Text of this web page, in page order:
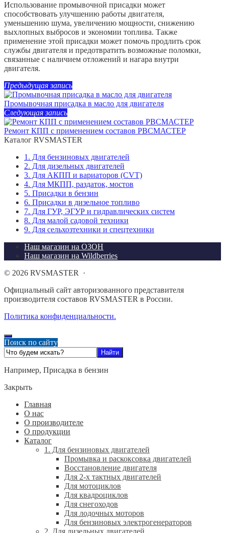
Использование промывочной присадки может
способствовать улучшению работы двигателя,
уменьшению шума, увеличению мощности, снижению
выхлопных выбросов и экономии топлива. Также
применение этой присадки может помочь продлить срок
службы двигателя и предотвратить возможные поломки,
связанные с наличием отложений и нагара внутри
двигателя.
Предыдущая запись
Промывочная присадка в масло для двигателя
Следующая запись
Ремонт КПП с применением составов РВСМАСТЕР
Каталог RVSMASTER
1. Для бензиновых двигателей
2. Для дизельных двигателей
3. Для АКПП и вариаторов (CVT)
4. Для МКПП, раздаток, мостов
5. Присадки в бензин
6. Присадки в дизельное топливо
7. Для ГУР, ЭГУР и гидравлических систем
8. Для малой садовой техники
9. Для сельхозтехники и спецтехники
Наш магазин на ОЗОН
Наш магазин на Wildberries
© 2026 RVSMASTER
·
Официальный сайт авторизованного представителя
производителя составов RVSMASTER в России.
Политика конфиденциальности.
Поиск по сайту
Например, Присадка в бензин
Закрыть
Главная
О нас
О производителе
О продукции
Каталог
1. Для бензиновых двигателей
Промывка и раскоксовка двигателей
Восстановление двигателя
Для 2-х тактных двигателей
Для мотоциклов
Для квадроциклов
Для снегоходов
Для лодочных моторов
Для бензиновых электрогенераторов